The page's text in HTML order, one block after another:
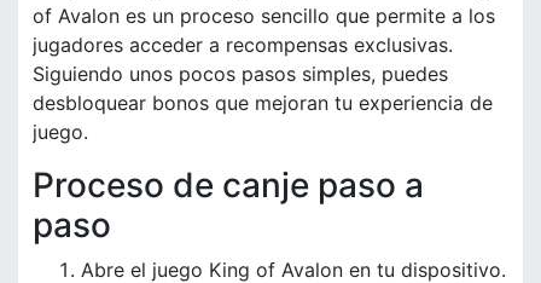
of Avalon es un proceso sencillo que permite a los
jugadores acceder a recompensas exclusivas.
Siguiendo unos pocos pasos simples, puedes
desbloquear bonos que mejoran tu experiencia de
juego.
Proceso de canje paso a
paso
Abre el juego King of Avalon en tu dispositivo.